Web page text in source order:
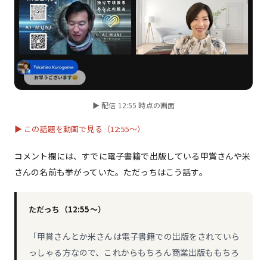
▶ 配信 12:55 時点の画面
▶ この話題を動画で見る（12:55〜）
コメント欄には、すでに電子書籍で出版している甲賞さんや米
さんの名前も挙がっていた。ただっちはこう話す。
ただっち（12:55〜）
「甲賞さんとか米さんは電子書籍での出版をされていら
っしゃる方なので、これからもちろん商業出版ももちろ